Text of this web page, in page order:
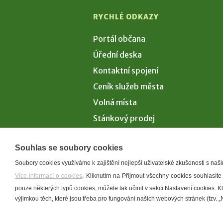
RYCHLÉ ODKAZY
Portál občana
Úřední deska
Kontaktní spojení
Ceník služeb města
Volná místa
Stánkový prodej
Souhlas se soubory cookies
Soubory cookies využíváme k zajištění nejlepší uživatelské zkušenosti s
Více informací o cookies. Kliknutím na Přijmout všechny cookies
pouze některých typů cookies, můžete tak učinit v sekci Nastavení cookies.
výjimkou těch, které jsou třeba pro fungování našich webových stránek (tzv.